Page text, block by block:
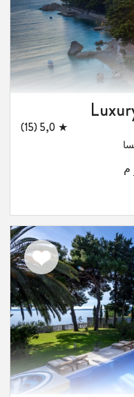
★ 5,0 (15)
اضف
الى
المفضلة